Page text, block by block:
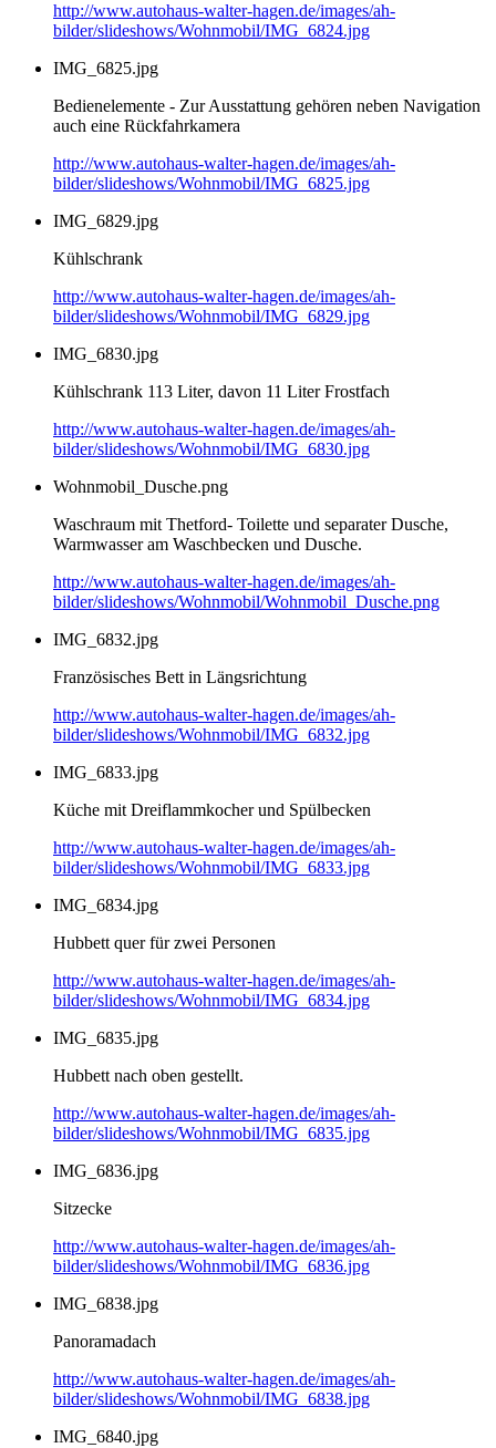
http://www.autohaus-walter-hagen.de/images/ah-
bilder/slideshows/Wohnmobil/IMG_6824.jpg
IMG_6825.jpg
Bedienelemente - Zur Ausstattung gehören neben Navigation
auch eine Rückfahrkamera
http://www.autohaus-walter-hagen.de/images/ah-
bilder/slideshows/Wohnmobil/IMG_6825.jpg
IMG_6829.jpg
Kühlschrank
http://www.autohaus-walter-hagen.de/images/ah-
bilder/slideshows/Wohnmobil/IMG_6829.jpg
IMG_6830.jpg
Kühlschrank 113 Liter, davon 11 Liter Frostfach
http://www.autohaus-walter-hagen.de/images/ah-
bilder/slideshows/Wohnmobil/IMG_6830.jpg
Wohnmobil_Dusche.png
Waschraum mit Thetford- Toilette und separater Dusche,
Warmwasser am Waschbecken und Dusche.
http://www.autohaus-walter-hagen.de/images/ah-
bilder/slideshows/Wohnmobil/Wohnmobil_Dusche.png
IMG_6832.jpg
Französisches Bett in Längsrichtung
http://www.autohaus-walter-hagen.de/images/ah-
bilder/slideshows/Wohnmobil/IMG_6832.jpg
IMG_6833.jpg
Küche mit Dreiflammkocher und Spülbecken
http://www.autohaus-walter-hagen.de/images/ah-
bilder/slideshows/Wohnmobil/IMG_6833.jpg
IMG_6834.jpg
Hubbett quer für zwei Personen
http://www.autohaus-walter-hagen.de/images/ah-
bilder/slideshows/Wohnmobil/IMG_6834.jpg
IMG_6835.jpg
Hubbett nach oben gestellt.
http://www.autohaus-walter-hagen.de/images/ah-
bilder/slideshows/Wohnmobil/IMG_6835.jpg
IMG_6836.jpg
Sitzecke
http://www.autohaus-walter-hagen.de/images/ah-
bilder/slideshows/Wohnmobil/IMG_6836.jpg
IMG_6838.jpg
Panoramadach
http://www.autohaus-walter-hagen.de/images/ah-
bilder/slideshows/Wohnmobil/IMG_6838.jpg
IMG_6840.jpg